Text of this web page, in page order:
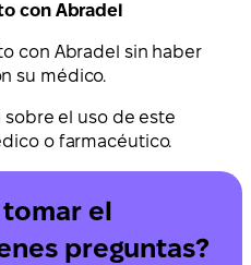
con Abradel
con Abradel sin haber
su médico.
el uso de este
o farmacéutico.
tomar el
preguntas?